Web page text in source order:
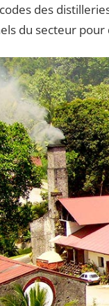
des
du secteur pour